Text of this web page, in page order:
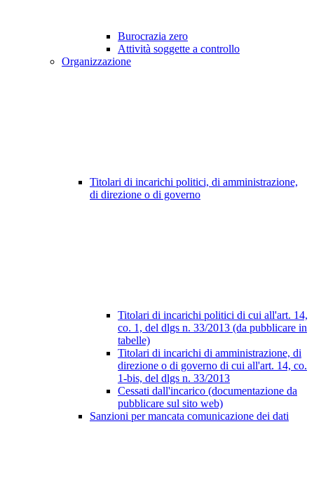
Burocrazia zero
Attività soggette a controllo
Organizzazione
Titolari di incarichi politici, di amministrazione,
di direzione o di governo
Titolari di incarichi politici di cui all'art. 14,
co. 1, del dlgs n. 33/2013 (da pubblicare in
tabelle)
Titolari di incarichi di amministrazione, di
direzione o di governo di cui all'art. 14, co.
1-bis, del dlgs n. 33/2013
Cessati dall'incarico (documentazione da
pubblicare sul sito web)
Sanzioni per mancata comunicazione dei dati